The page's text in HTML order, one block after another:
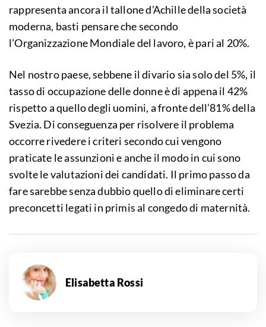
rappresenta ancora il tallone d’Achille della società
moderna, basti pensare che secondo
l’Organizzazione Mondiale del lavoro, è pari al 20%.
Nel nostro paese, sebbene il divario sia solo del 5%, il
tasso di occupazione delle donne è di appena il 42%
rispetto a quello degli uomini, a fronte dell’81% della
Svezia. Di conseguenza per risolvere il problema
occorre rivedere i criteri secondo cui vengono
praticate le assunzioni e anche il modo in cui sono
svolte le valutazioni dei candidati. Il primo passo da
fare sarebbe senza dubbio quello di eliminare certi
preconcetti legati in primis al congedo di maternità.
Elisabetta Rossi